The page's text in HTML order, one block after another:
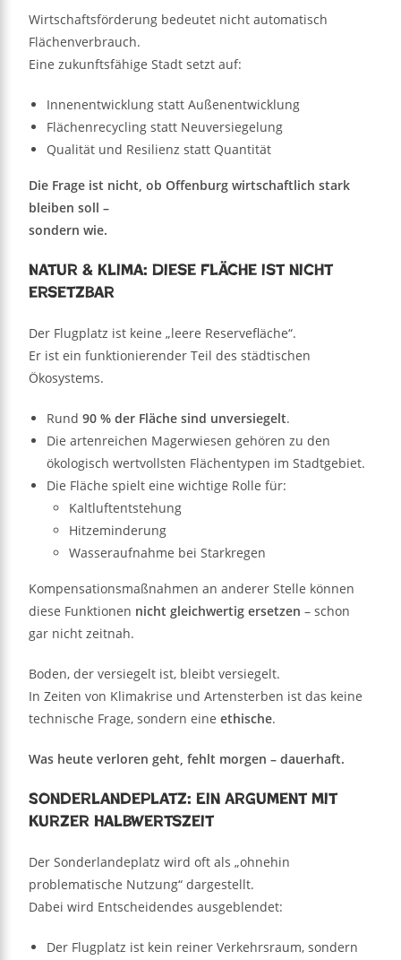
Wirtschaftsförderung bedeutet nicht automatisch
Flächenverbrauch.
Eine zukunftsfähige Stadt setzt auf:
Innenentwicklung statt Außenentwicklung
Flächenrecycling statt Neuversiegelung
Qualität und Resilienz statt Quantität
Die Frage ist nicht, ob Offenburg wirtschaftlich stark
bleiben soll –
sondern wie.
Natur & Klima: Diese Fläche ist nicht
ersetzbar
Der Flugplatz ist keine „leere Reservefläche“.
Er ist ein funktionierender Teil des städtischen
Ökosystems.
Rund90 % der Fläche sind unversiegelt.
Die artenreichen Magerwiesen gehören zu den
ökologisch wertvollsten Flächentypen im Stadtgebiet.
Die Fläche spielt eine wichtige Rolle für:
Kaltluftentstehung
Hitzeminderung
Wasseraufnahme bei Starkregen
Kompensationsmaßnahmen an anderer Stelle können
diese Funktionen nicht gleichwertig ersetzen – schon
gar nicht zeitnah.
Boden, der versiegelt ist, bleibt versiegelt.
In Zeiten von Klimakrise und Artensterben ist das keine
technische Frage, sondern eineethische.
Was heute verloren geht, fehlt morgen – dauerhaft.
Sonderlandeplatz: Ein Argument mit
kurzer Halbwertszeit
Der Sonderlandeplatz wird oft als „ohnehin
problematische Nutzung“ dargestellt.
Dabei wird Entscheidendes ausgeblendet:
Der Flugplatz ist kein reiner Verkehrsraum, sondern